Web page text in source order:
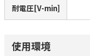
耐電圧[V-min]
使用環境